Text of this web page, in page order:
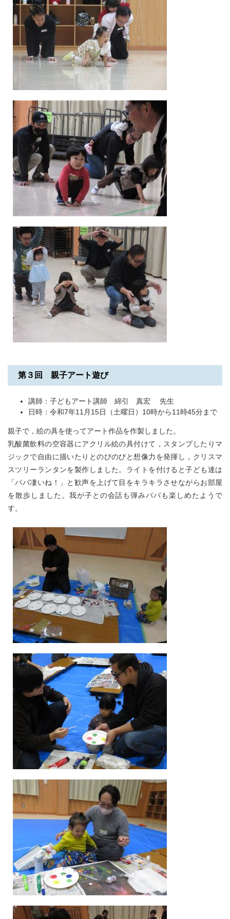
第３回 親子アート遊び
講師：子どもアート講師 綿引 真宏 先生
日時：令和7年11月15日（土曜日）10時から11時45分まで
親子で，絵の具を使ってアート作品を作製しました。
乳酸菌飲料の空容器にアクリル絵の具付けて，スタンプしたりマ
ジックで自由に描いたりとのびのびと想像力を発揮し，クリスマ
スツリーランタンを製作しました。ライトを付けると子ども達は
「パパ凄いね！」と歓声を上げて目をキラキラさせながらお部屋
を散歩しました。我が子との会話も弾みパパも楽しめたようで
す。